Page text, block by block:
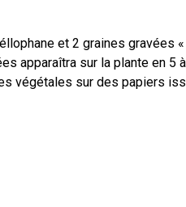
et 2 graines gravées
apparaîtra sur la plante en 5
végétales sur des papiers